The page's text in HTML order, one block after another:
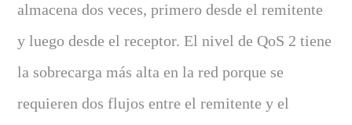
almacena dos veces, primero desde el remitente
y luego desde el receptor. El nivel de QoS 2 tiene
la sobrecarga más alta en la red porque se
requieren dos flujos entre el remitente y el